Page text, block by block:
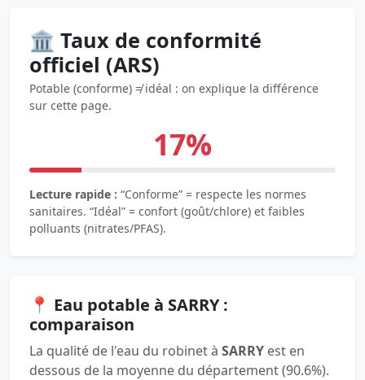
🏛️ Taux de conformité
officiel (ARS)
Potable (conforme) ≠ idéal : on explique la différence
sur cette page.
17%
Lecture rapide : “Conforme” = respecte les normes
sanitaires. “Idéal” = confort (goût/chlore) et faibles
polluants (nitrates/PFAS).
📍 Eau potable à SARRY :
comparaison
La qualité de l'eau du robinet à SARRY est en
dessous de la moyenne du département (90.6%).